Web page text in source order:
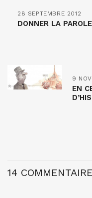
28 SEPTEMBRE 2012
DONNER LA
9
EN
14